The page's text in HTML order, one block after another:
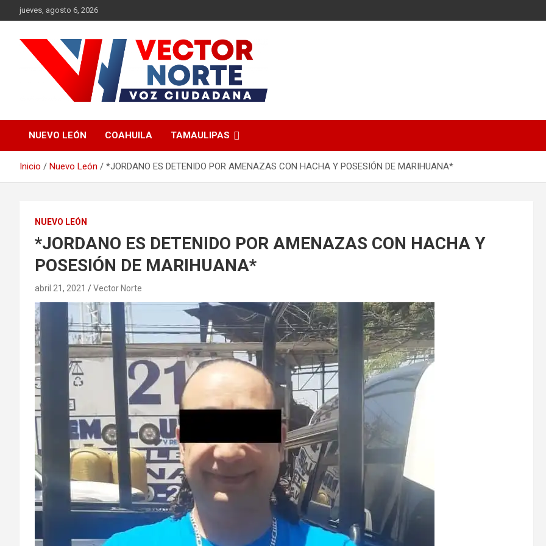
Saltar
al
jueves, agosto 6, 2026
Vector Norte
NUEVO LEÓN COAHUILA TAMAULIPAS
Inicio Nuevo León *JORDANO ES DETENIDO POR AMENAZAS CON HACHA Y POSESIÓN DE MARIHUANA*
NUEVO LEÓN
*JORDANO ES DETENIDO POR AMENAZAS CON HACHA Y
POSESIÓN DE MARIHUANA*
abril 21, 2021 Vector Norte